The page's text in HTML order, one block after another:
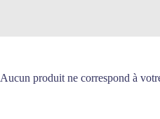
Aucun produit ne correspond à